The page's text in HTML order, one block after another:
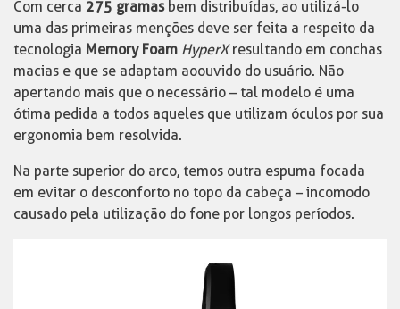
Com cerca 275 gramasbem distribuídas, ao utilizá-lo
uma das primeiras menções deve ser feita a respeito da
tecnologia Memory Foam HyperXresultando em conchas
macias e que se adaptam ao ouvido do usuário. Não
apertando mais que o necessário – tal modelo é uma
ótima pedida a todos aqueles que utilizam óculos por sua
ergonomia bem resolvida.
Na parte superior do arco, temos outra espuma focada
em evitar o desconforto no topo da cabeça – incomodo
causado pela utilização do fone por longos períodos.